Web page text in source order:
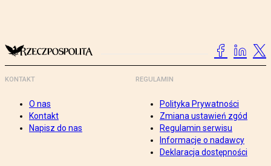
KONTAKT
O nas
Kontakt
Napisz do nas
REGULAMIN
Polityka Prywatności
Zmiana ustawień zgód
Regulamin serwisu
Informacje o nadawcy
Deklaracja dostępności